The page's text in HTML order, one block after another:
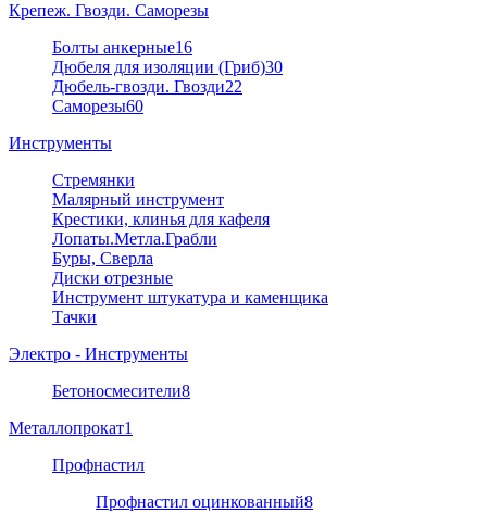
Крепеж. Гвозди. Саморезы
Болты анкерные16
Дюбеля для изоляции (Гриб)30
Дюбель-гвозди. Гвозди22
Саморезы60
Инструменты
Стремянки
Малярный инструмент
Крестики, клинья для кафеля
Лопаты.Метла.Грабли
Буры, Сверла
Диски отрезные
Инструмент штукатура и каменщика
Тачки
Электро - Инструменты
Бетоносмесители8
Металлопрокат1
Профнастил
Профнастил оцинкованный8